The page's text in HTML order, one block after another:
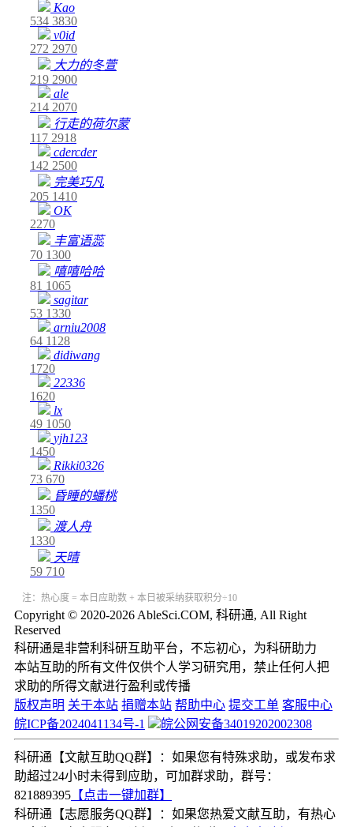
Kao
534 3830
v0id
272 2970
大力的冬萱
219 2900
ale
214 2070
行走的荷尔蒙
117 2918
cdercder
142 2500
完美巧凡
205 1410
OK
2270
丰富语蕊
70 1300
嘻嘻哈哈
81 1065
sagitar
53 1330
arniu2008
64 1128
didiwang
1720
22336
1620
lx
49 1050
yjh123
1450
Rikki0326
73 670
昏睡的蟠桃
1350
渡人舟
1330
天晴
59 710
注：热心度 = 本日应助数 + 本日被采纳获取积分÷10
Copyright © 2020-2026 AbleSci.COM, 科研通, All Right
Reserved
科研通是非营利科研互助平台，不忘初心，为科研助力
本站互助的所有文件仅供个人学习研究用，禁止任何人把
求助的所得文献进行盈利或传播
版权声明 关于本站 捐赠本站 帮助中心 提交工单 客服中心
皖ICP备2024041134号-1
皖公网安备34019202002308
科研通【文献互助QQ群】：如果您有特殊求助，或发布求
助超过24小时未得到应助，可加群求助，群号：
821889395 【点击一键加群】
科研通【志愿服务QQ群】：如果您热爱文献互助，有热心